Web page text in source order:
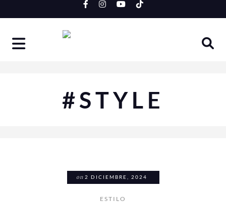
to
content
#STYLE
on 2 DICIEMBRE, 2024
ESTILO